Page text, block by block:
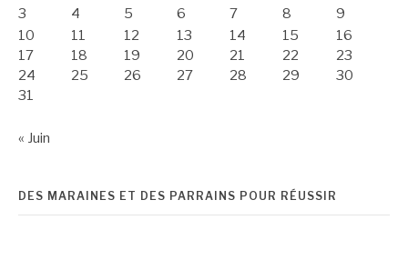
3
4 5 6 7 8
9
10
11 12 13 14 15
16
17
18 19 20 21 22
23
24
25 26 27 28 29
30
31
« Juin
DES MARAINES ET DES PARRAINS POUR RÉUSSIR